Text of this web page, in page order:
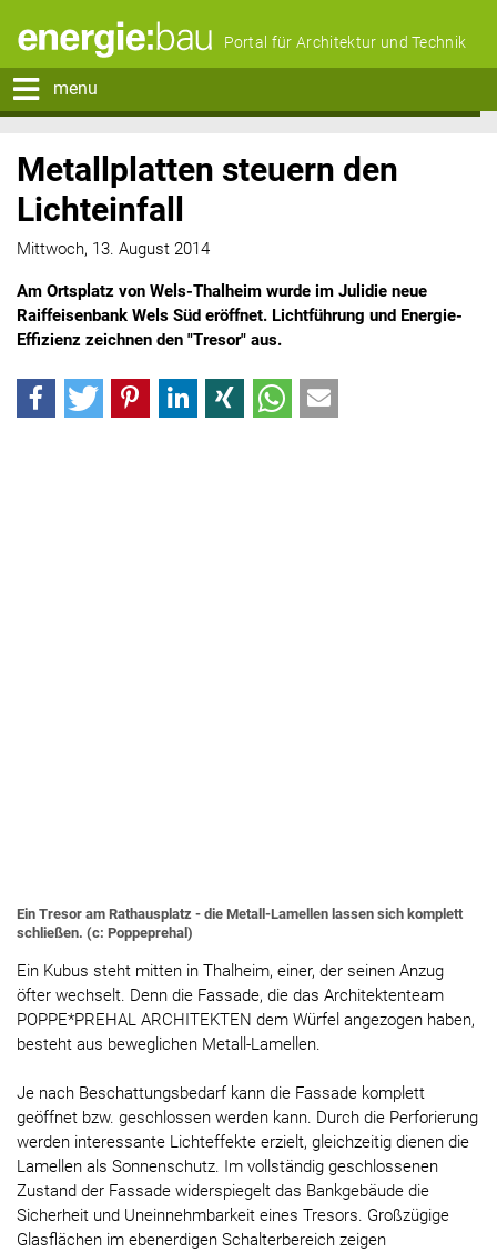
Portal für Architektur und Technik
menu
Metallplatten steuern den
Lichteinfall
Mittwoch, 13. August 2014
Am Ortsplatz von Wels-Thalheim wurde im Julidie neue
Raiffeisenbank Wels Süd eröffnet. Lichtführung und Energie-
Effizienz zeichnen den "Tresor" aus.
Ein Tresor am Rathausplatz - die Metall-Lamellen lassen sich komplett
schließen. (c: Poppeprehal)
Ein Kubus steht mitten in Thalheim, einer, der seinen Anzug
öfter wechselt. Denn die Fassade, die das Architektenteam
POPPE*PREHAL ARCHITEKTEN dem Würfel angezogen haben,
besteht aus beweglichen Metall-Lamellen.
Je nach Beschattungsbedarf kann die Fassade komplett
geöffnet bzw. geschlossen werden kann. Durch die Perforierung
werden interessante Lichteffekte erzielt, gleichzeitig dienen die
Lamellen als Sonnenschutz. Im vollständig geschlossenen
Zustand der Fassade widerspiegelt das Bankgebäude die
Sicherheit und Uneinnehmbarkeit eines Tresors. Großzügige
Glasflächen im ebenerdigen Schalterbereich zeigen